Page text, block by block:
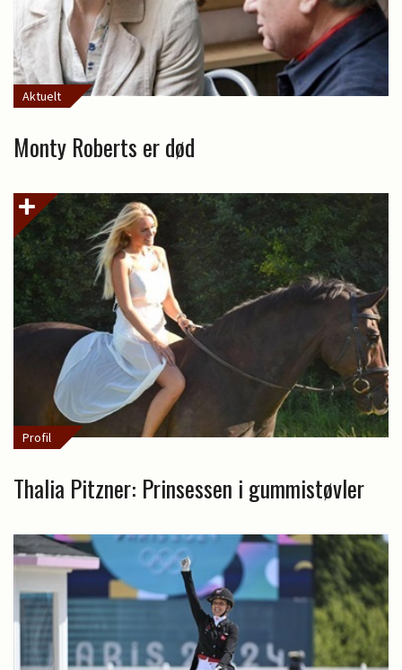
Aktuelt
Monty Roberts er død
Profil
Thalia Pitzner: Prinsessen i gummistøvler